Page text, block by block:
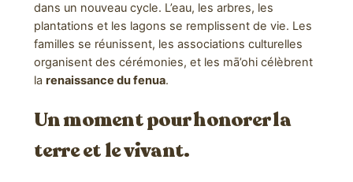
dans un nouveau cycle. L’eau, les arbres, les
plantations et les lagons se remplissent de vie. Les
familles se réunissent, les associations culturelles
organisent des cérémonies, et les mā’ohi célèbrent
la renaissance du fenua.
Un moment pour honorer la
terre et le vivant.